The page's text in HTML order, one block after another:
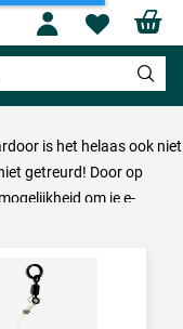
Profile
is het helaas ook niet
getreurd! Door op
om je e-
gehouden wordt van de
meteen een bestelling